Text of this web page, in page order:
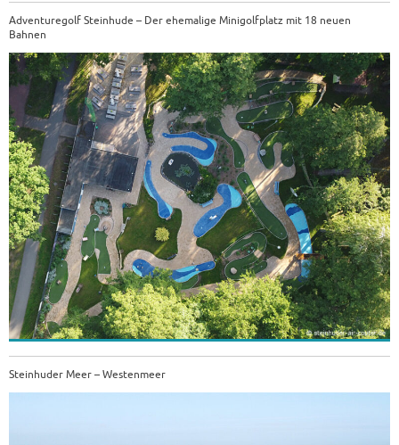
Adventuregolf Steinhude – Der ehemalige Minigolfplatz mit 18 neuen
Bahnen
Steinhuder Meer – Westenmeer